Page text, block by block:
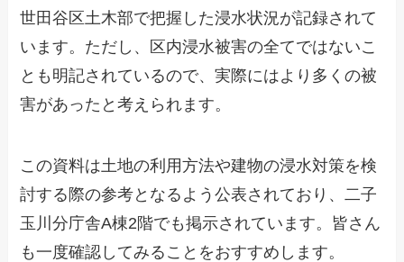
世田谷区土木部で把握した浸水状況が記録されて
います。ただし、区内浸水被害の全てではないこ
とも明記されているので、実際にはより多くの被
害があったと考えられます。
この資料は土地の利用方法や建物の浸水対策を検
討する際の参考となるよう公表されており、二子
玉川分庁舎A棟2階でも掲示されています。皆さん
も一度確認してみることをおすすめします。